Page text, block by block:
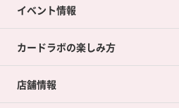
イベント情報
カードラボの楽しみ方
店舗情報